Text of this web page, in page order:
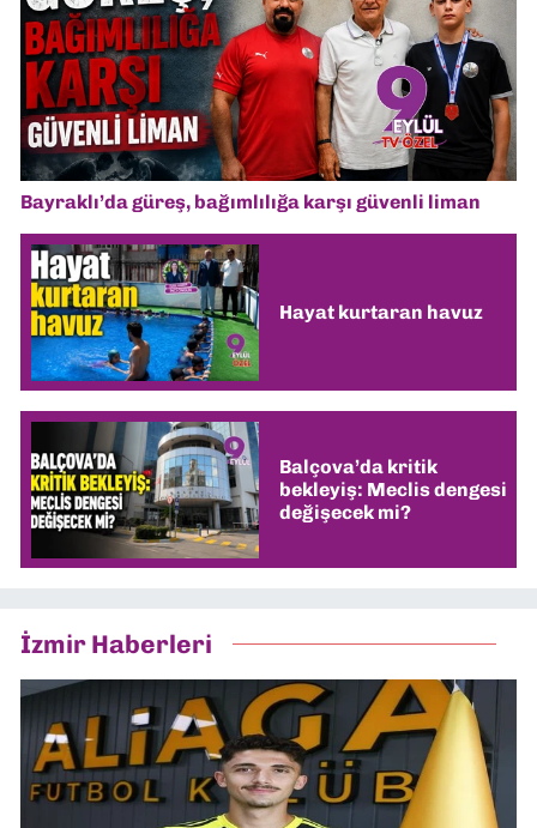
Bayraklı’da güreş, bağımlılığa karşı güvenli liman
Hayat kurtaran havuz
Balçova’da kritik
bekleyiş: Meclis dengesi
değişecek mi?
İzmir Haberleri